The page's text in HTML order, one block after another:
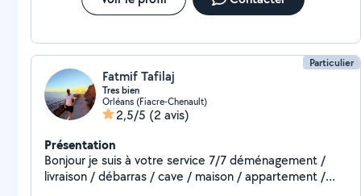
accompagnement sérieux et transparent à chaque
privilégie une relation de confiance avec ses clients et
Particulier
Fatmif Tafilaj
Tres bien
Orléans (Fiacre-Chenault)
2,5/5 (2 avis)
Présentation
Bonjour je suis à votre service 7/7 déménagement /
livraison / débarras / cave / maison / appartement /